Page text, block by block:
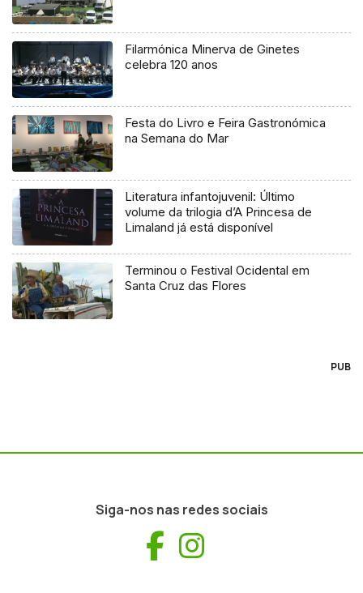
Filarmónica Minerva de Ginetes
celebra 120 anos
Festa do Livro e Feira Gastronómica
na Semana do Mar
Literatura infantojuvenil: Último
volume da trilogia d’A Princesa de
Limaland já está disponível
Terminou o Festival Ocidental em
Santa Cruz das Flores
PUB
Siga-nos nas redes sociais
Facebook